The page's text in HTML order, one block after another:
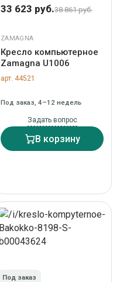
33 623 руб.38 861 руб.
ZAMAGNA
Кресло компьютерное
Zamagna U1006
арт. 44521
Под заказ, 4–12 недель
Задать вопрос
В корзину
Под заказ